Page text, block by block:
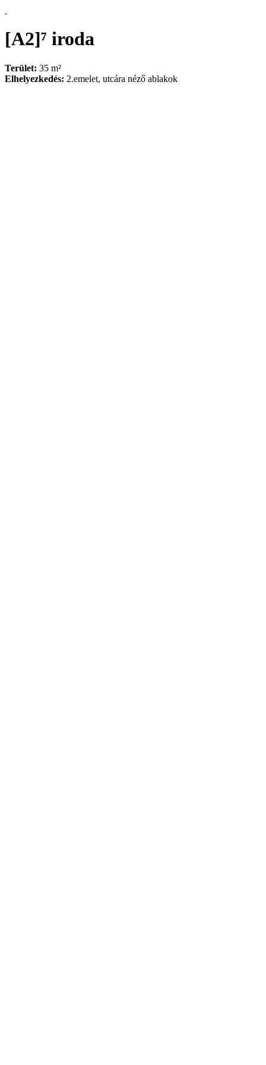
[A2]⁷ iroda
Terület: 35 m²
Elhelyezkedés: 2.emelet, utcára néző ablakok